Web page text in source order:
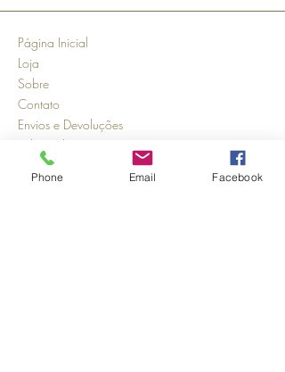
Página Inicial
Loja
Sobre
Contato
Envios e Devoluções
Política da Loja
Métodos de pagamento
FAQ
Phone Email Facebook